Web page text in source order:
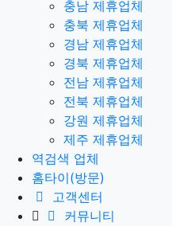
충남 제휴업체
충북 제휴업체
경남 제휴업체
경북 제휴업체
전남 제휴업체
전북 제휴업체
강원 제휴업체
제주 제휴업체
역검색 업체
홈타이(방문)
고객센터
커뮤니티